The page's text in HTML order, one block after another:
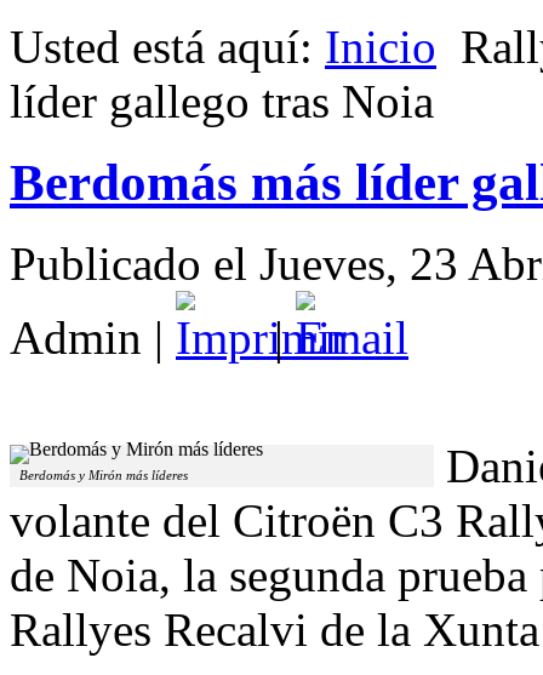
Usted está aquí: Inicio
líder gallego tras Noia
Berdomás más líder
Publicado el Jueves, 23
Admin | |
Berdomás y Mirón más líderes
volante del Citroën C3
de Noia, la segunda
Rallyes Recalvi de la